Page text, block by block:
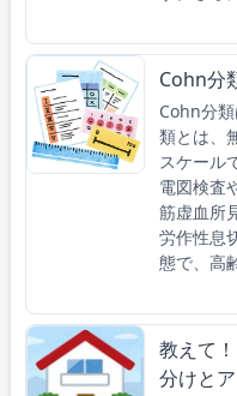
Cohn分
Cohn分
類とは、
スケール
電図検査
筋虚血所
労作性息
態で、高
教えて
分けと